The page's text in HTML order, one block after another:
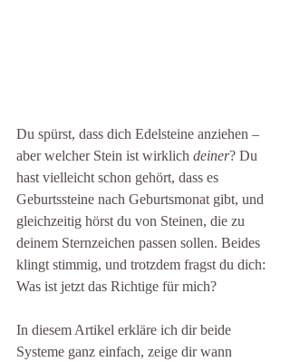
Du spürst, dass dich Edelsteine anziehen –
aber welcher Stein ist wirklich deiner? Du
hast vielleicht schon gehört, dass es
Geburtssteine nach Geburtsmonat gibt, und
gleichzeitig hörst du von Steinen, die zu
deinem Sternzeichen passen sollen. Beides
klingt stimmig, und trotzdem fragst du dich:
Was ist jetzt das Richtige für mich?
In diesem Artikel erkläre ich dir beide
Systeme ganz einfach, zeige dir wann